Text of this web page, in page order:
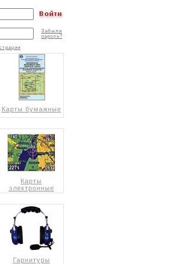
Забыли
пароль?
Карты бумажные
Карты
электронные
Гарнитуры